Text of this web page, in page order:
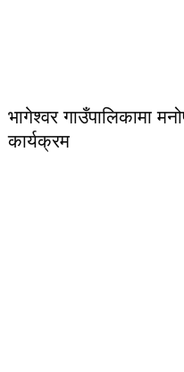
भागेश्वर गाउँपालिकामा
कार्यक्रम